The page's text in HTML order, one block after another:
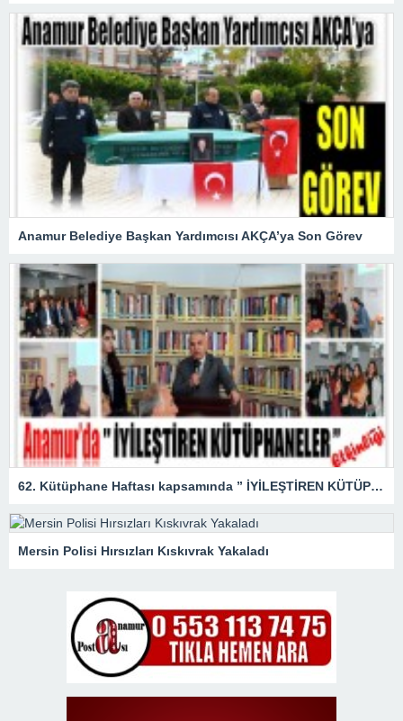
Anamur Belediye Başkan Yardımcısı AKÇA’ya Son Görev
62. Kütüphane Haftası kapsamında ” İYİLEŞTİREN KÜTÜPHANELER ” etkinliği düzenlendi.
Mersin Polisi Hırsızları Kıskıvrak Yakaladı